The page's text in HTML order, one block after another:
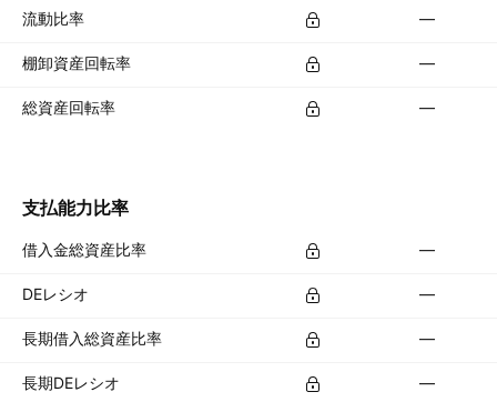
流動比率 —
棚卸資産回転率 —
総資産回転率 —
支払能力比率
借入金総資産比率 —
DEレシオ —
長期借入総資産比率 —
長期DEレシオ —